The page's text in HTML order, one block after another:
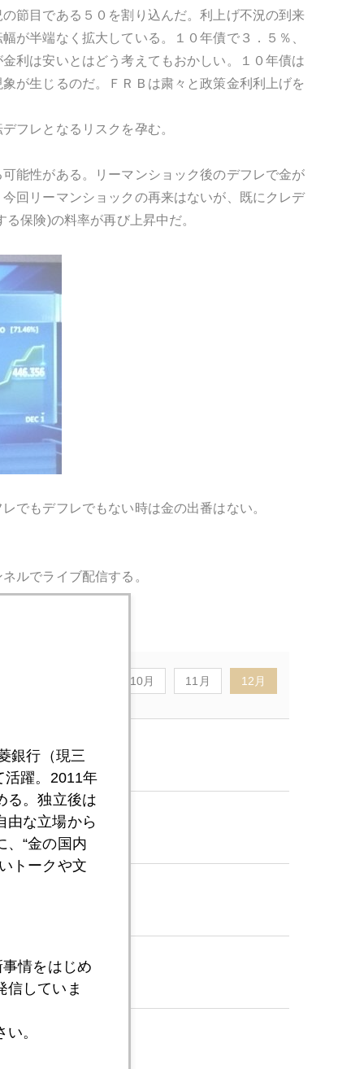
節目である５０を割り込んだ。利上げ不況の到来
が半端なく拡大している。１０年債で３．５％、
利は安いとはどう考えてもおかしい。１０年債は
が生じるのだ。ＦＲＢは粛々と政策金利利上げを
フレとなるリスクを孕む。
能性がある。リーマンショック後のデフレで金が
回リーマンショックの再来はないが、既にクレデ
保険)の料率が再び上昇中だ。
でもデフレでもない時は金の出番はない。
ルでライブ配信する。
10月 11月 12月
銀行（現三
活躍。2011年
る。独立後は
由な立場から
、“金の国内
トークや文
情をはじめ
信していま
。